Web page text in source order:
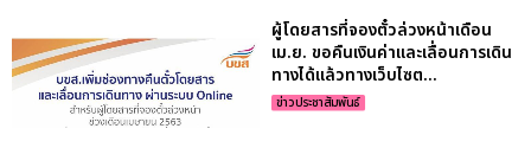
ผู้โดยสารที่จองตั๋วล่วงหน้าเดือน
เม.ย. ขอคืนเงินค่าและเลื่อนการเดิน
ทางได้แล้วทางเว็บไซต...
ข่าวประชาสัมพันธ์